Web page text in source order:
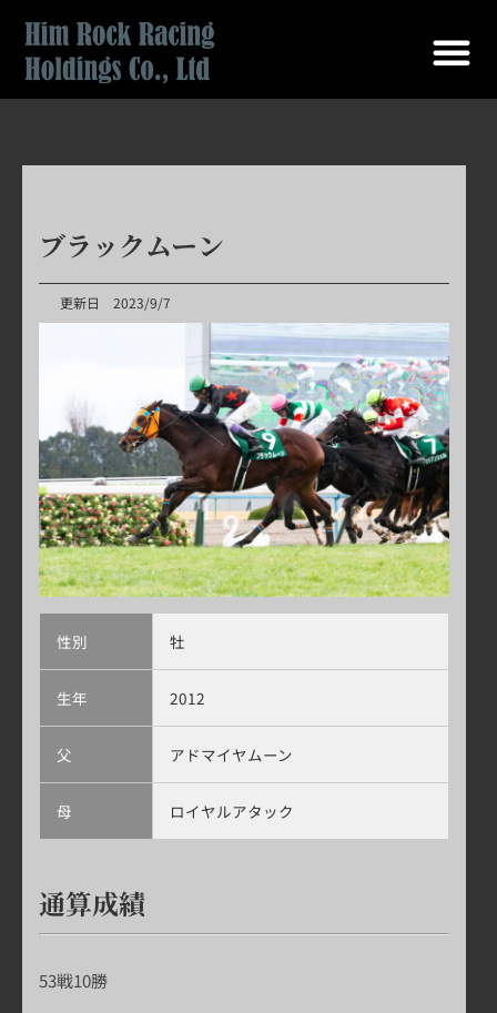
ブラックムーン
更新日 2023/9/7
性別 牡
生年 2012
父 アドマイヤムーン
母 ロイヤルアタック
通算成績
53戦10勝